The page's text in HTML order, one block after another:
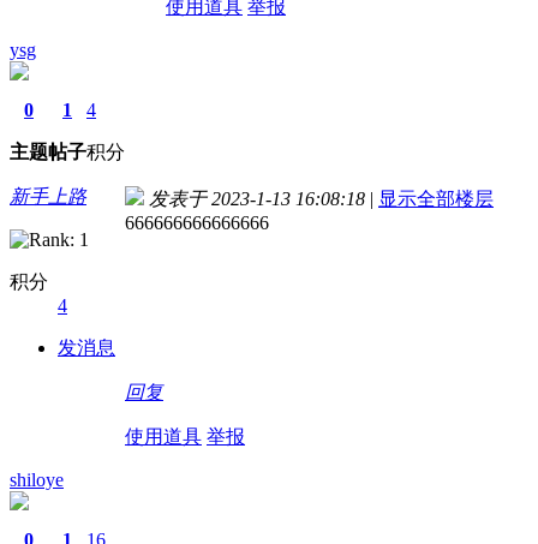
使用道具 举报
ysg
0
主题
1
帖子
4
积分
新手上路
积分
4
发消息
发表于 2023-1-13 16:08:18 | 显示全部楼层
666666666666666
回复
使用道具 举报
shiloye
0 1 16